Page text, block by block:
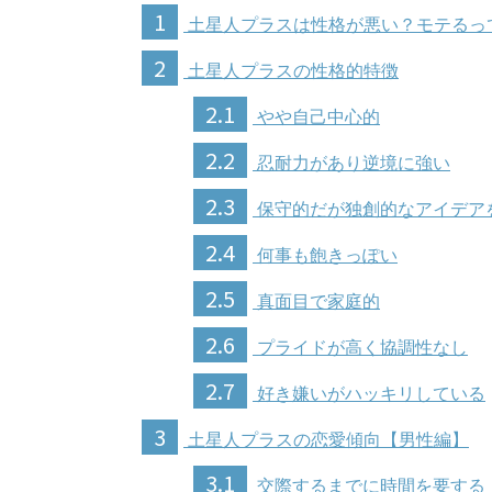
1
土星人プラスは性格が悪い？モテるっ
2 土星人プラスの性格的特徴
2.1 やや自己中心的
2.2 忍耐力があり逆境に強い
2.3 保守的だが独創的なアイデア
2.4 何事も飽きっぽい
2.5 真面目で家庭的
2.6 プライドが高く協調性なし
2.7 好き嫌いがハッキリしている
3 土星人プラスの恋愛傾向【男性編】
3.1 交際するまでに時間を要する